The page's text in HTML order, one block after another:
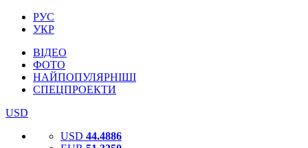
РУС
УКР
ВІДЕО
ФОТО
НАЙПОПУЛЯРНІШІ
СПЕЦПРОЕКТИ
USD
USD 44.4886